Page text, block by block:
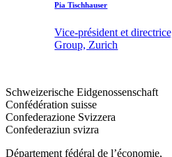
Pia Tischhauser
Vice-président et
Group, Zurich
Schweizerische Eidgenossenschaft
Confédération suisse
Confederazione Svizzera
Confederaziun svizra
Département fédéral de l’économie,